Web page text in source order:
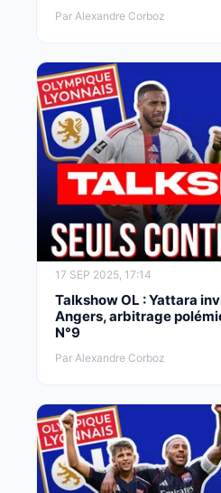
Par Alexandre Corboz
17 SEP 2025, 17:14
Talkshow OL : Yattara
Angers, arbitrage
N°9
Par Alexandre Corboz